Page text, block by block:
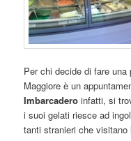
Per chi decide di fare
Maggiore è un
Imbarcadero infatti, si
i suoi gelati riesce ad
tanti stranieri che visitano